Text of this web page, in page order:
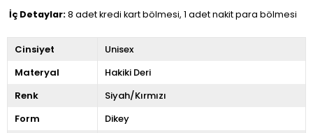
İç Detaylar:8 adet kredi kart bölmesi, 1 adet nakit para bölmesi
Cinsiyet
Unisex
Materyal
Hakiki Deri
Renk
Siyah/Kırmızı
Form
Dikey